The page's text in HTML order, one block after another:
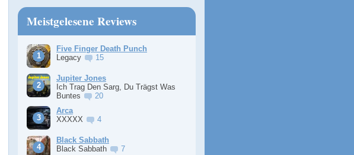
Meistgelesene Reviews
Five Finger Death Punch
Legacy
15
Jupiter Jones
Ich Trag Den Sarg, Du Trägst Was
Buntes
20
Arca
XXXXX
4
Black Sabbath
Black Sabbath
7